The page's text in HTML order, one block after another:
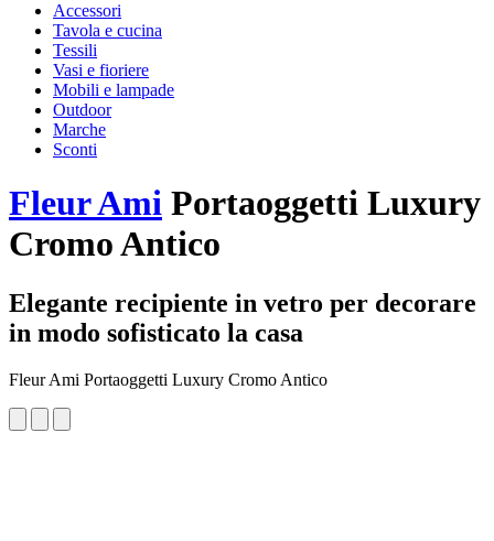
Accessori
Tavola e cucina
Tessili
Vasi e fioriere
Mobili e lampade
Outdoor
Marche
Sconti
Fleur Ami Portaoggetti Luxury
Cromo Antico
Elegante recipiente in vetro per decorare
in modo sofisticato la casa
Fleur Ami Portaoggetti Luxury Cromo Antico